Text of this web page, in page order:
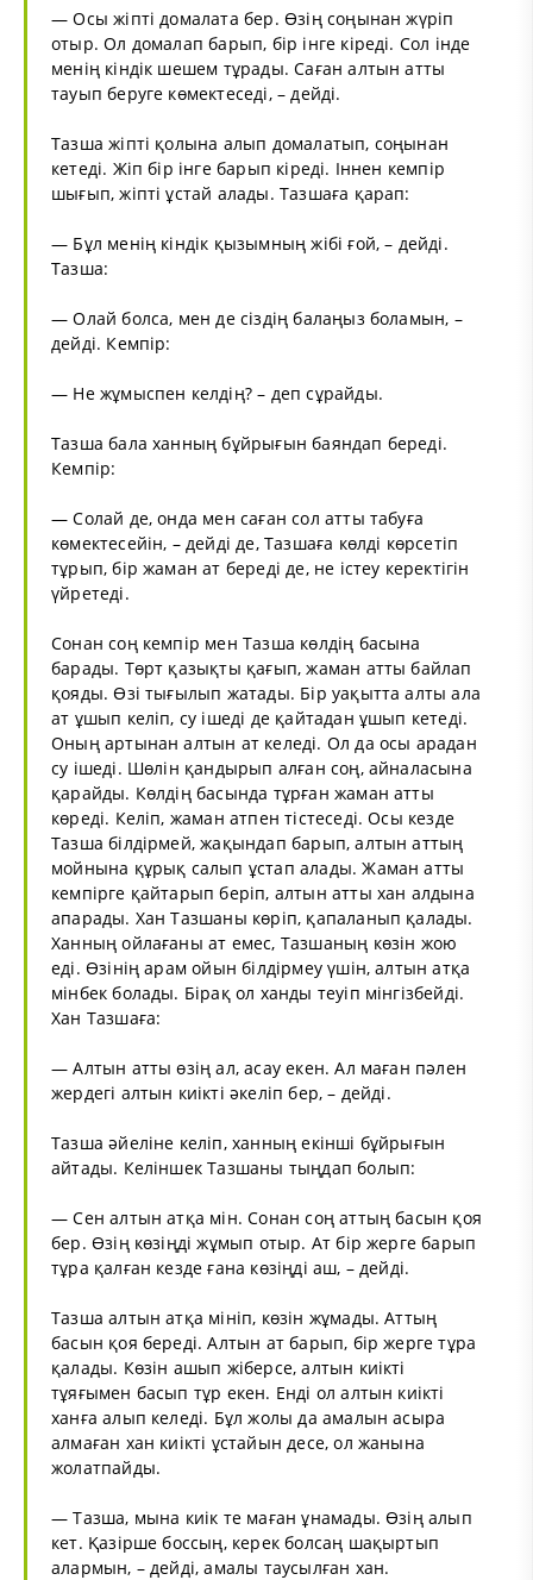
— Осы жіпті домалата бер. Өзің соңынан жүріп
отыр. Ол домалап барып, бір інге кіреді. Сол інде
менің кіндік шешем тұрады. Саған алтын атты
тауып беруге көмектеседі, – дейді.
Тазша жіпті қолына алып домалатып, соңынан
кетеді. Жіп бір інге барып кіреді. Іннен кемпір
шығып, жіпті ұстай алады. Тазшаға қарап:
— Бұл менің кіндік қызымның жібі ғой, – дейді.
Тазша:
— Олай болса, мен де сіздің балаңыз боламын, –
дейді. Кемпір:
— Не жұмыспен келдің? – деп сұрайды.
Тазша бала ханның бұйрығын баяндап береді.
Кемпір:
— Солай де, онда мен саған сол атты табуға
көмектесейін, – дейді де, Тазшаға көлді көрсетіп
тұрып, бір жаман ат береді де, не істеу керектігін
үйретеді.
Сонан соң кемпір мен Тазша көлдің басына
барады. Төрт қазықты қағып, жаман атты байлап
қояды. Өзі тығылып жатады. Бір уақытта алты ала
ат ұшып келіп, су ішеді де қайтадан ұшып кетеді.
Оның артынан алтын ат келеді. Ол да осы арадан
су ішеді. Шөлін қандырып алған соң, айналасына
қарайды. Көлдің басында тұрған жаман атты
көреді. Келіп, жаман атпен тістеседі. Осы кезде
Тазша білдірмей, жақындап барып, алтын аттың
мойнына құрық салып ұстап алады. Жаман атты
кемпірге қайтарып беріп, алтын атты хан алдына
апарады. Хан Тазшаны көріп, қапаланып қалады.
Ханның ойлағаны ат емес, Тазшаның көзін жою
еді. Өзінің арам ойын білдірмеу үшін, алтын атқа
мінбек болады. Бірақ ол ханды теуіп мінгізбейді.
Хан Тазшаға:
— Алтын атты өзің ал, асау екен. Ал маған пәлен
жердегі алтын киікті әкеліп бер, – дейді.
Тазша әйеліне келіп, ханның екінші бұйрығын
айтады. Келіншек Тазшаны тыңдап болып:
— Сен алтын атқа мін. Сонан соң аттың басын қоя
бер. Өзің көзіңді жұмып отыр. Ат бір жерге барып
тұра қалған кезде ғана көзіңді аш, – дейді.
Тазша алтын атқа мініп, көзін жұмады. Аттың
басын қоя береді. Алтын ат барып, бір жерге тұра
қалады. Көзін ашып жіберсе, алтын киікті
тұяғымен басып тұр екен. Енді ол алтын киікті
ханға алып келеді. Бұл жолы да амалын асыра
алмаған хан киікті ұстайын десе, ол жанына
жолатпайды.
— Тазша, мына киік те маған ұнамады. Өзің алып
кет. Қазірше боссың, керек болсаң шақыртып
алармын, – дейді, амалы таусылған хан.